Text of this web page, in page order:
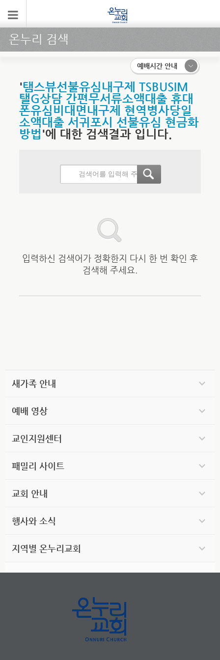
온누리 검색
예배시간 안내
'탬스뷰선불유심내구제 TSBUSIM
탤G상담 간편무서류소액대출 휴대
폰유심비대면내구제 현역병사당일
소액대출 서귀포시 선불유심 현금화
방법'에 대한 검색결과 입니다.
입력하신 검색어가 정확한지 다시 한 번 확인 후
검색해 주세요.
새가족 안내
예배 영상
교인지원센터
패밀리 사이트
교회 안내
행사와 소식
지역별 온누리교회